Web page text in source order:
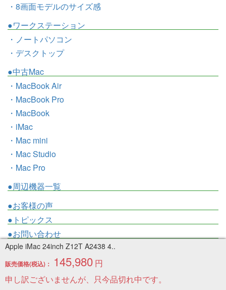
Apple iMac 24inch Z12T A2438 4..
販売価格(税込)： 145,980 円
申し訳ございませんが、只今品切れ中です。
・8画面モデルのサイズ感
●ワークステーション
・ノートパソコン
・デスクトップ
●中古Mac
・MacBook Air
・MacBook Pro
・MacBook
・iMac
・Mac mini
・Mac Studio
・Mac Pro
●周辺機器一覧
●お客様の声
●トピックス
●お問い合わせ
●ブログ
当店情報